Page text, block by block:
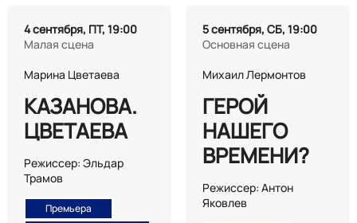
4 сентября, ПТ, 19:00
Малая сцена
Марина Цветаева
КАЗАНОВА.
ЦВЕТАЕВА
Режиссер: Эльдар
Трамов
Премьера
5 сентября, СБ, 19:00
Основная сцена
Михаил Лермонтов
ГЕРОЙ
НАШЕГО
ВРЕМЕНИ?
Режиссер: Антон
Яковлев